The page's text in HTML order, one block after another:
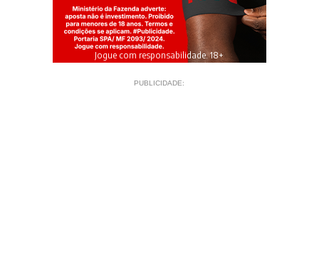
Jogue com responsabilidade. 18+
PUBLICIDADE: